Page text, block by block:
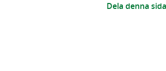
Dela denna